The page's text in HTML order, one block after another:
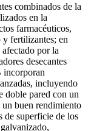
combinados de la
en la
farmacéuticos,
fertilizantes; en
por la
desecantes
incorporan
incluyendo
doble pared con un
buen rendimiento
de superficie de los